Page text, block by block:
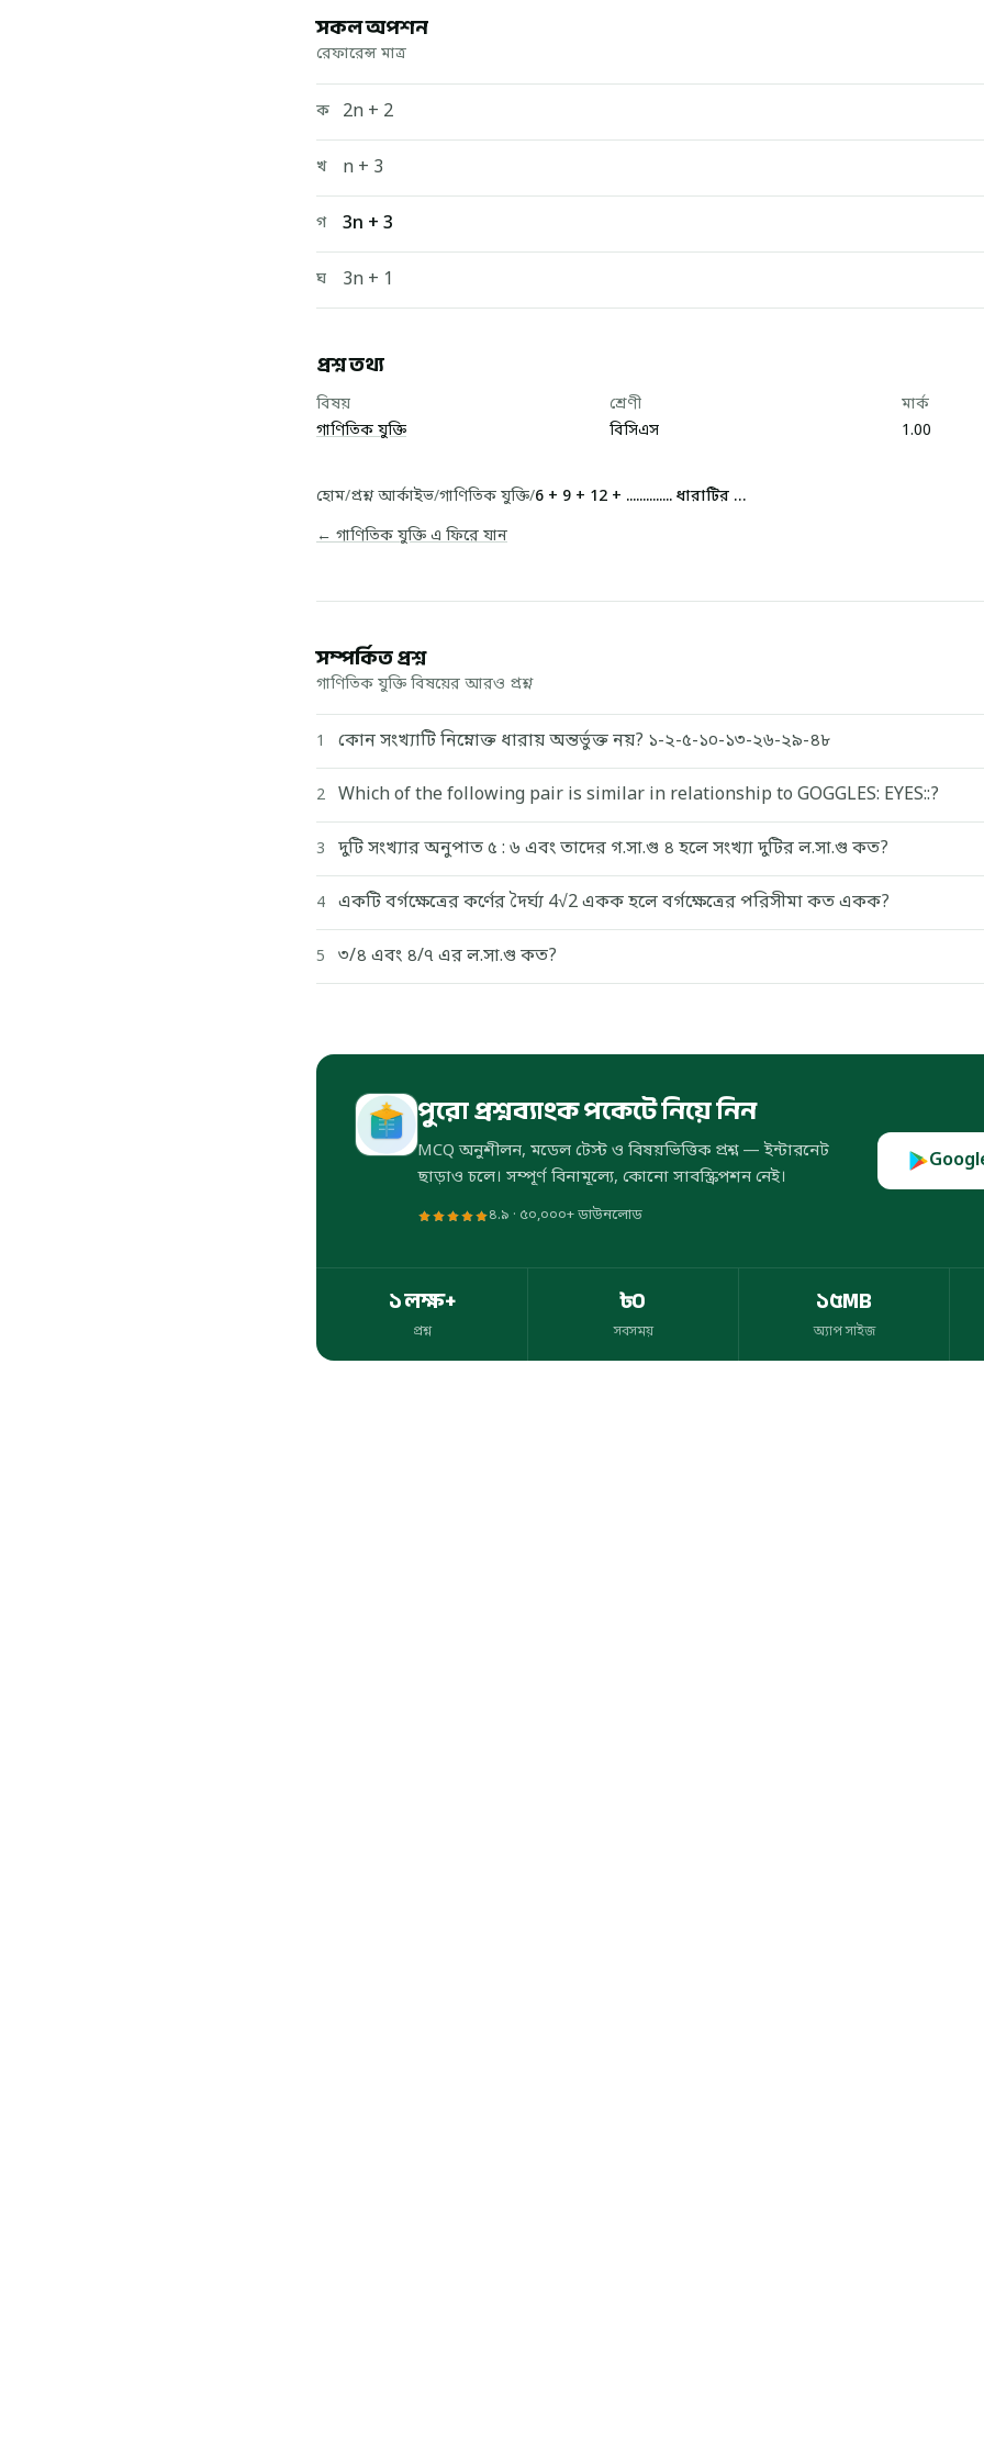
সকল অপশন
রেফারেন্স মাত্র
ক 2n + 2
খ n + 3
গ 3n + 3
ঘ 3n + 1
প্রশ্ন তথ্য
বিষয়
গাণিতিক যুক্তি
শ্রেণী
বিসিএস
মার্ক
1.00
হোম/প্রশ্ন আর্কাইভ/গাণিতিক যুক্তি/
6 + 9 + 12 + .............. ধারাটির n-তম পদ কত?
← গাণিতিক যুক্তি এ ফিরে যান
সম্পর্কিত প্রশ্ন
গাণিতিক যুক্তি বিষয়ের আরও প্রশ্ন
1 কোন সংখ্যাটি নিম্নোক্ত ধারায় অন্তর্ভুক্ত নয়? ১-২-৫-১০-১৩-২৬-২৯-৪৮
2 Which of the following pair is similar in relationship to GOGGLES: EYES::?
3 দুটি সংখ্যার অনুপাত ৫ : ৬ এবং তাদের গ.সা.গু ৪ হলে সংখ্যা দুটির ল.সা.গু কত?
4 একটি বর্গক্ষেত্রের কর্ণের দৈর্ঘ্য 4√2 একক হলে বর্গক্ষেত্রের পরিসীমা কত একক?
5 ৩/৪ এবং ৪/৭ এর ল.সা.গু কত?
পুরো প্রশ্নব্যাংক পকেটে নিয়ে নিন
MCQ অনুশীলন, মডেল টেস্ট ও বিষয়ভিত্তিক প্রশ্ন — ইন্টারনেট
ছাড়াও চলে। সম্পূর্ণ বিনামূল্যে, কোনো সাবস্ক্রিপশন নেই।
৪.৯ · ৫০,০০০+ ডাউনলোড
১ লক্ষ+
প্রশ্ন
৳০
সবসময়
অ্যাপ সাইজ১৫MB
অ্যাপ সাইজ